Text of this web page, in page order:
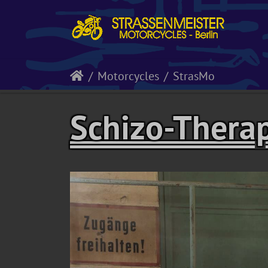
Motorcycles StrasMo
Schizo-